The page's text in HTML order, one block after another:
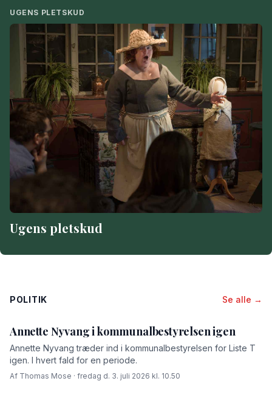
UGENS PLETSKUD
Ugens pletskud
POLITIK Se alle →
Annette Nyvang i kommunalbestyrelsen igen
Annette Nyvang træder ind i kommunalbestyrelsen for Liste T
igen. I hvert fald for en periode.
Af Thomas Mose · fredag d. 3. juli 2026 kl. 10.50